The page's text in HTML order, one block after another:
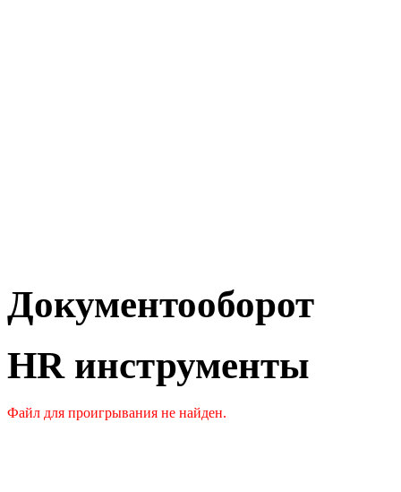
Документооборот
HR инструменты
Файл для проигрывания не найден.